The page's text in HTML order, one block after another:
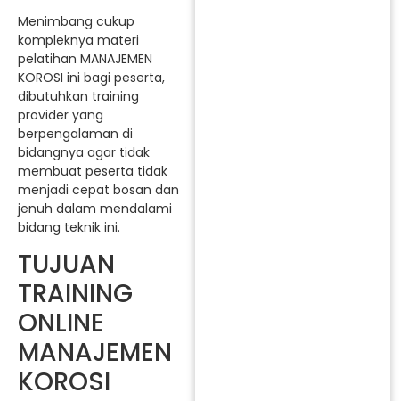
Menimbang cukup
kompleknya materi
pelatihan MANAJEMEN
KOROSI ini bagi peserta,
dibutuhkan training
provider yang
berpengalaman di
bidangnya agar tidak
membuat peserta tidak
menjadi cepat bosan dan
jenuh dalam mendalami
bidang teknik ini.
TUJUAN
TRAINING
ONLINE
MANAJEMEN
KOROSI